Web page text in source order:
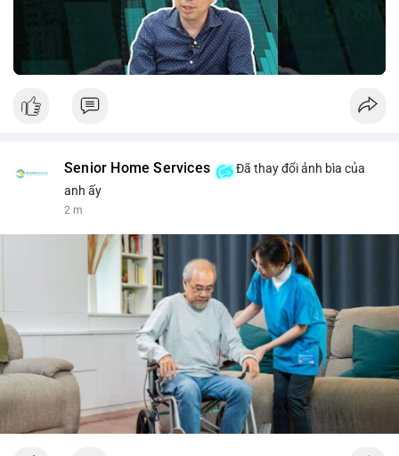
Senior Home Services
Đã thay đổi ảnh bìa của
anh ấy
2 m